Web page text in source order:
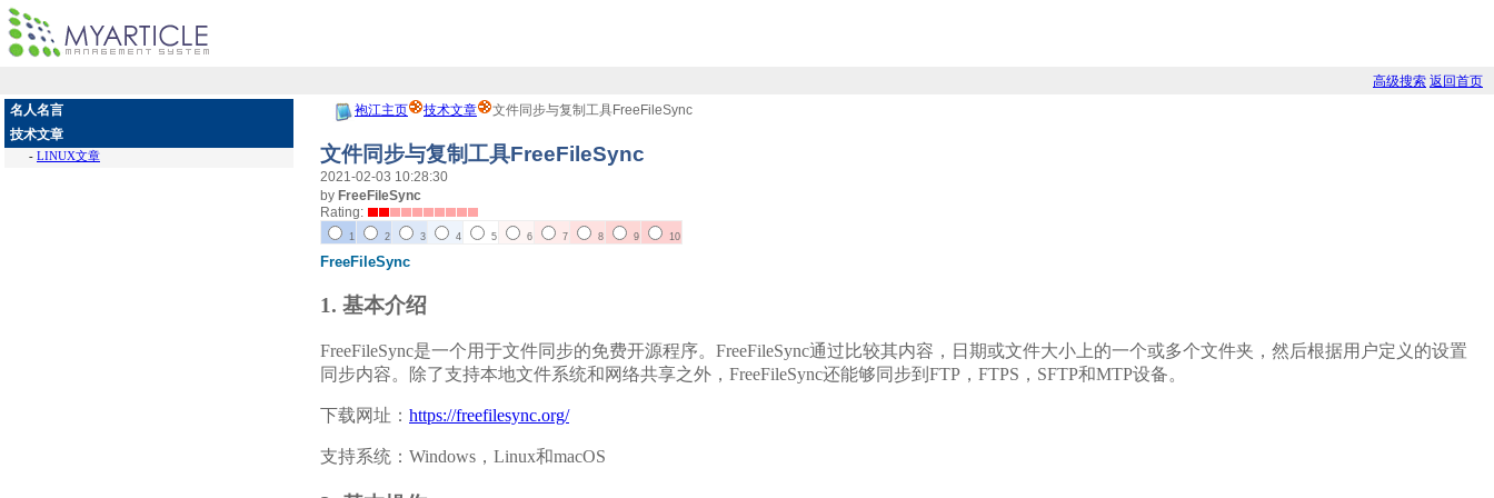
高级搜索 返回首页
名人名言
技术文章
- LINUX文章
袍江主页 技术文章 文件同步与复制工具FreeFileSync
文件同步与复制工具FreeFileSync
2021-02-03 10:28:30
by FreeFileSync
Rating:
1 2 3 4 5 6 7 8 9 10
FreeFileSync
1. 基本介绍
FreeFileSync是一个用于文件同步的免费开源程序。FreeFileSync通过比较其内容，日期或文件大小上的一个或多个文件夹，然后根据用户定义的设置
同步内容。除了支持本地文件系统和网络共享之外，FreeFileSync还能够同步到FTP，FTPS，SFTP和MTP设备。
下载网址： https://freefilesync.org/
支持系统：Windows，Linux和macOS